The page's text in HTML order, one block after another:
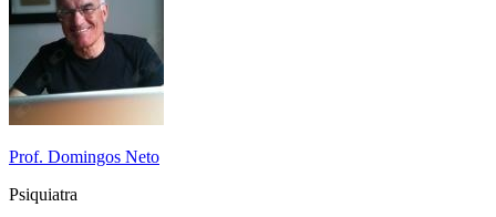
Prof. Domingos Neto
Psiquiatra